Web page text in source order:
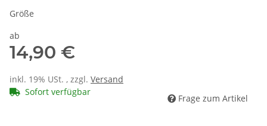
Größe
ab
14,90 €
inkl. 19% USt. , zzgl. Versand
Sofort verfügbar
Frage zum Artikel